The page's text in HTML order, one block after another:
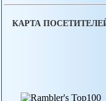
КАРТА